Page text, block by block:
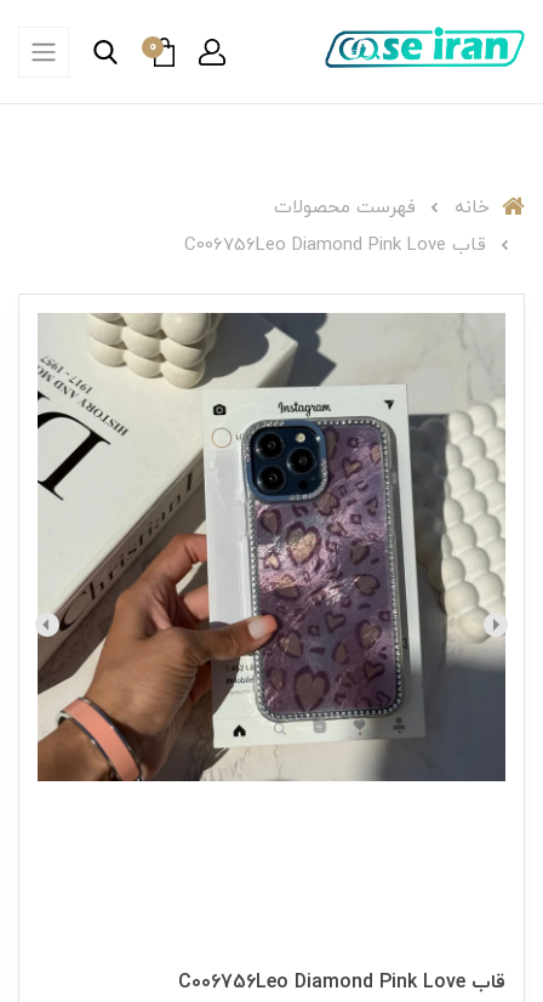
0
خانه
فهرست محصولات
قاب C006756Leo Diamond Pink Love
قاب C006756Leo Diamond Pink Love